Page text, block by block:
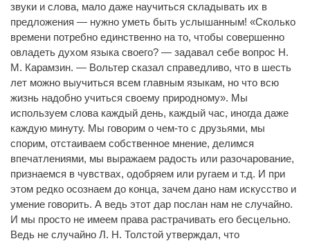
звуки и слова, мало даже научиться складывать их в
предложения — нужно уметь быть услышанным! «Сколько
времени потребно единственно на то, чтобы совершенно
овладеть духом языка своего? — задавал себе вопрос Н.
М. Карамзин. — Вольтер сказал справедливо, что в шесть
лет можно выучиться всем главным языкам, но что всю
жизнь надобно учиться своему природному». Мы
используем слова каждый день, каждый час, иногда даже
каждую минуту. Мы говорим о чем-то с друзьями, мы
спорим, отстаиваем собственное мнение, делимся
впечатлениями, мы выражаем радость или разочарование,
признаемся в чувствах, одобряем или ругаем и т.д. И при
этом редко осознаем до конца, зачем дано нам искусство и
умение говорить. А ведь этот дар послан нам не случайно.
И мы просто не имеем права растрачивать его бесцельно.
Ведь не случайно Л. Н. Толстой утверждал, что